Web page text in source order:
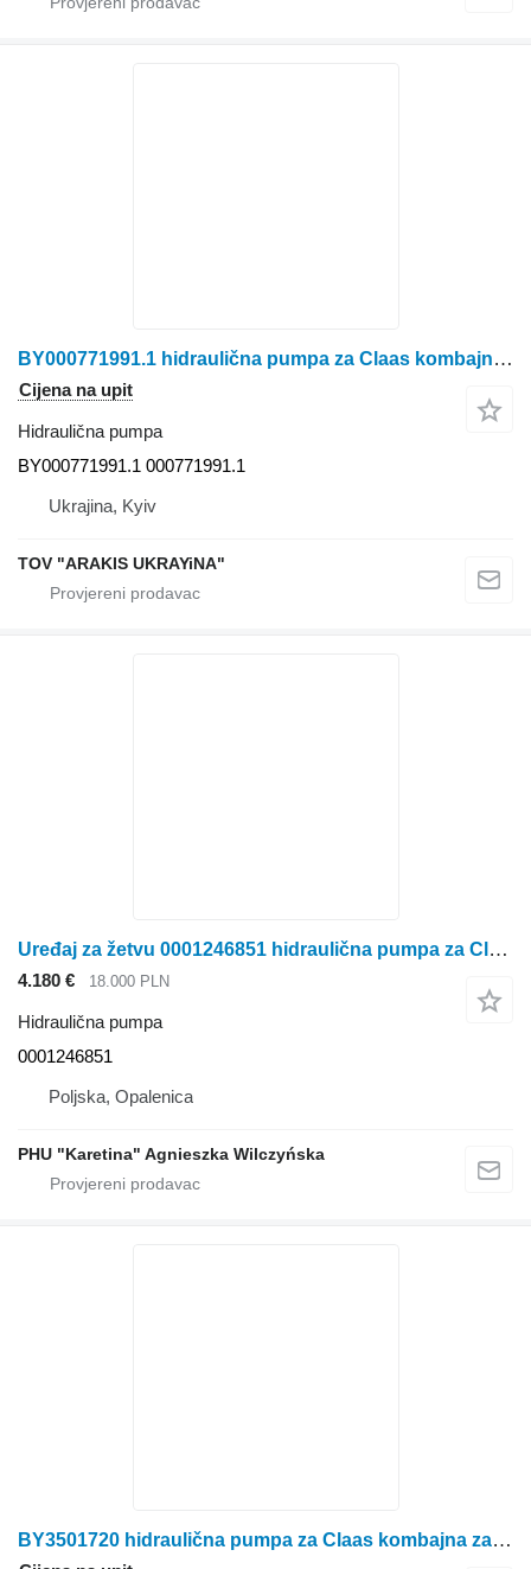
BY000771991.1 hidraulična pumpa za Claas kombajna za žito
Cijena na upit
Hidraulična pumpa
BY000771991.1 000771991.1
Ukrajina, Kyiv
TOV "ARAKIS UKRAYiNA"
Uređaj za žetvu 0001246851 hidraulična pumpa za Claas Jaguar 970 krmnog kombajna
4.180 € 18.000 PLN
Hidraulična pumpa
0001246851
Poljska, Opalenica
PHU "Karetina" Agnieszka Wilczyńska
BY3501720 hidraulična pumpa za Claas kombajna za žito